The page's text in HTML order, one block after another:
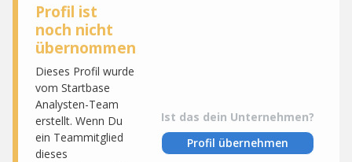
Profil ist
noch nicht
übernommen
Dieses Profil wurde
vom Startbase
Analysten-Team
erstellt. Wenn Du
ein Teammitglied
dieses
Ist das dein Unternehmen?
Profil übernehmen